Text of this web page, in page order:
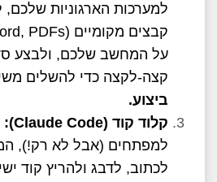
למערכות הארגוניות שלכם,
על המחשב שלכם, ולבצע
קצה-לקצה כדי להשלים
ביצוע.
קלוד קוד (Claude Code
):
לכתוב, לדבג ולהריץ קוד